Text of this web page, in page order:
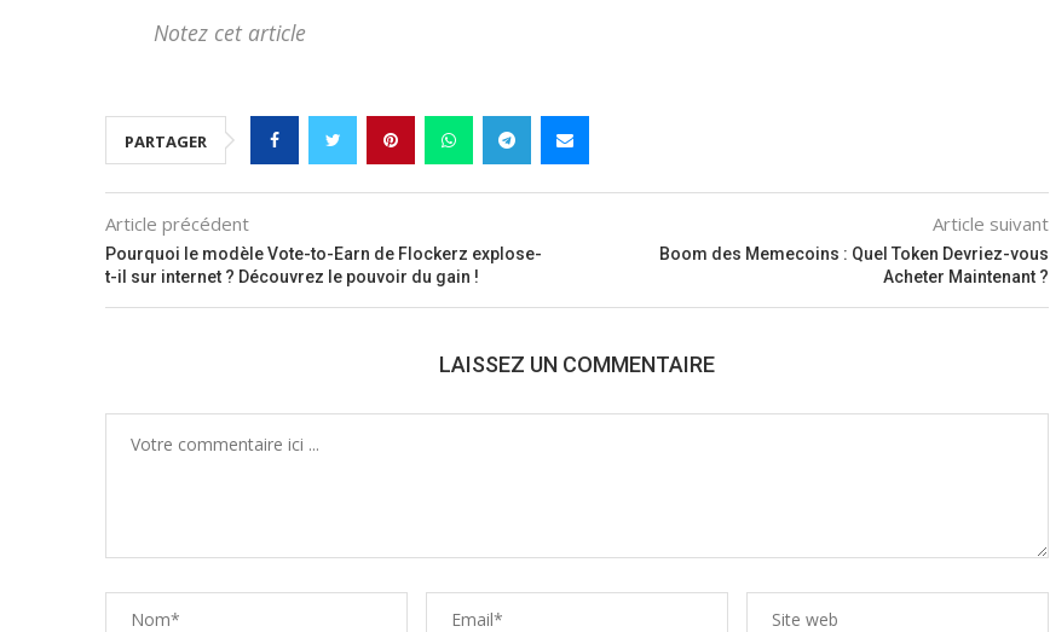
Notez cet article
PARTAGER
Article précédent
Pourquoi le modèle Vote-to-Earn de Flockerz explose-
t-il sur internet ? Découvrez le pouvoir du gain !
Article suivant
Boom des Memecoins : Quel Token Devriez-vous
Acheter Maintenant ?
LAISSEZ UN COMMENTAIRE